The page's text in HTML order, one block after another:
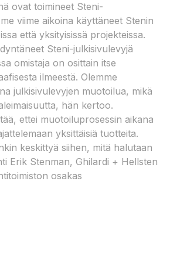
ovat toimineet Steni-
viime aikoina käyttäneet Stenin
että yksityisissä projekteissa.
Steni-julkisivulevyjä
omistaja on osittain itse
ilmeestä. Olemme
julkisivulevyjen muotoilua, mikä
hän kertoo.
ettei muotoiluprosessin aikana
yksittäisiä tuotteita.
keskittyä siihen, mitä halutaan
Erik Stenman, Ghilardi + Hellsten
osakas​